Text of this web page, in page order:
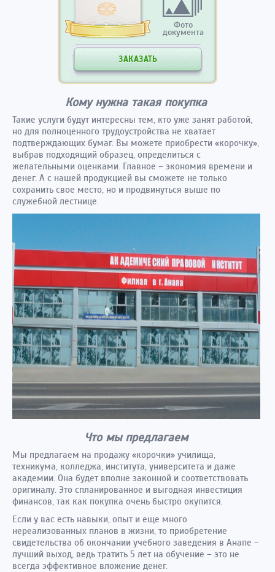
Фото
документа
ЗАКАЗАТЬ
Кому нужна такая покупка
Такие услуги будут интересны тем, кто уже занят работой,
но для полноценного трудоустройства не хватает
подтверждающих бумаг. Вы можете приобрести «корочку»,
выбрав подходящий образец, определиться с
желательными оценками. Главное – экономия времени и
денег. А с нашей продукцией вы сможете не только
сохранить свое место, но и продвинуться выше по
служебной лестнице.
Что мы предлагаем
Мы предлагаем на продажу «корочки» училища,
техникума, колледжа, института, университета и даже
академии. Она будет вполне законной и соответствовать
оригиналу. Это спланированное и выгодная инвестиция
финансов, так как покупка очень быстро окупится.
Если у вас есть навыки, опыт и еще много
нереализованных планов в жизни, то приобретение
свидетельства об окончании учебного заведения в Анапе –
лучший выход, ведь тратить 5 лет на обучение – это не
всегда эффективное вложение денег.